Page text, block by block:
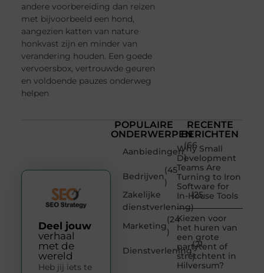
andere voorbereiding dan reizen
met bijvoorbeeld een hond,
aangezien katten van nature
honkvast zijn en minder van
verandering houden. Een goede
vervoersbox, vertrouwde geuren
en voldoende pauzes onderweg
helpen
POPULAIRE
ONDERWERPEN
Aanbiedingen
(66
)
Bedrijven
(45
)
Zakelijke
dienstverlening
(25
)
Marketing
(24
)
Dienstverlening
(21
)
RECENTE
BERICHTEN
Why Small
Development
Teams Are
Turning to Iron
Software for
In-House Tools
Kiezen voor
het huren van
een grote
partytent of
stretchtent in
Hilversum?
Deel jouw
verhaal
met de
wereld
Heb jij iets te